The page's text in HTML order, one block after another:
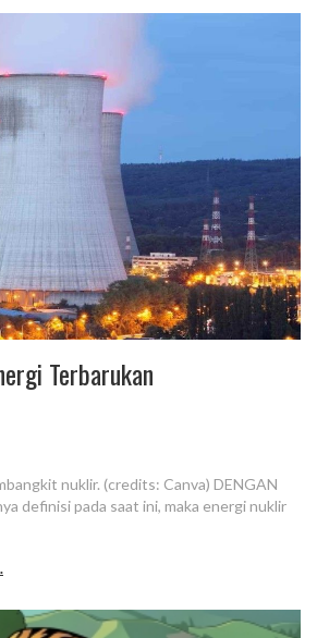
Terbarukan
nuklir. (credits: Canva) DENGAN
definisi pada saat ini, maka energi nuklir